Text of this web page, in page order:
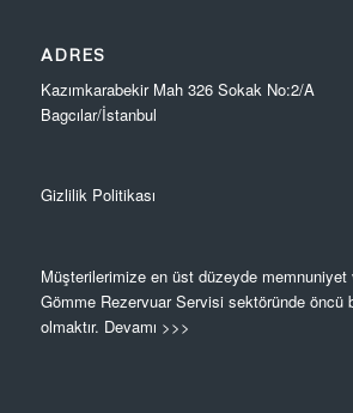
ADRES
Kazımkarabekir Mah 326 Sokak No:2/A
Bagcılar/İstanbul
Gizlilik Politikası
Müşterilerimize en üst düzeyde
Gömme Rezervuar Servisi sektöründe öncü
olmaktır. Devamı >>>